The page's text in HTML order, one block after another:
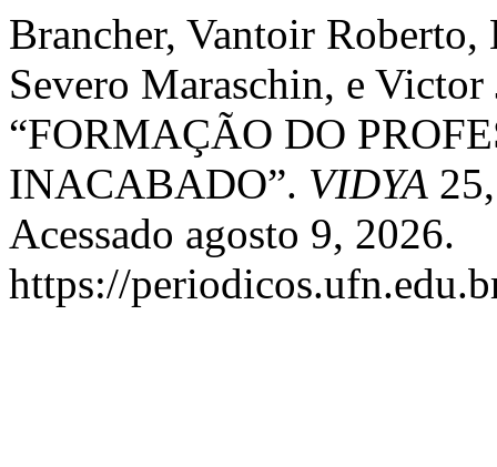
Brancher, Vantoir
Severo Maraschin, e
“FORMAÇÃO DO
INACABADO”. VIDYA
Acessado agosto 9, 2026.
https://